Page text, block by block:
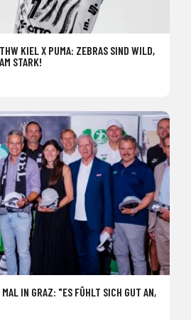
KIEL X PUMA: ZEBRAS SIND WILD,
STARK!
IN GRAZ: "ES FÜHLT SICH GUT AN,